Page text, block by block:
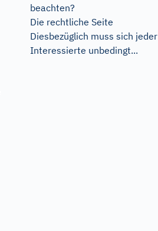
beachten?
Die rechtliche Seite
Diesbezüglich muss sich jeder
Interessierte unbedingt...